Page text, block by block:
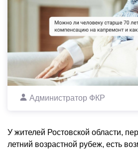
Администратор ФКР
У жителей Ростовской области,
летний возрастной рубеж, есть